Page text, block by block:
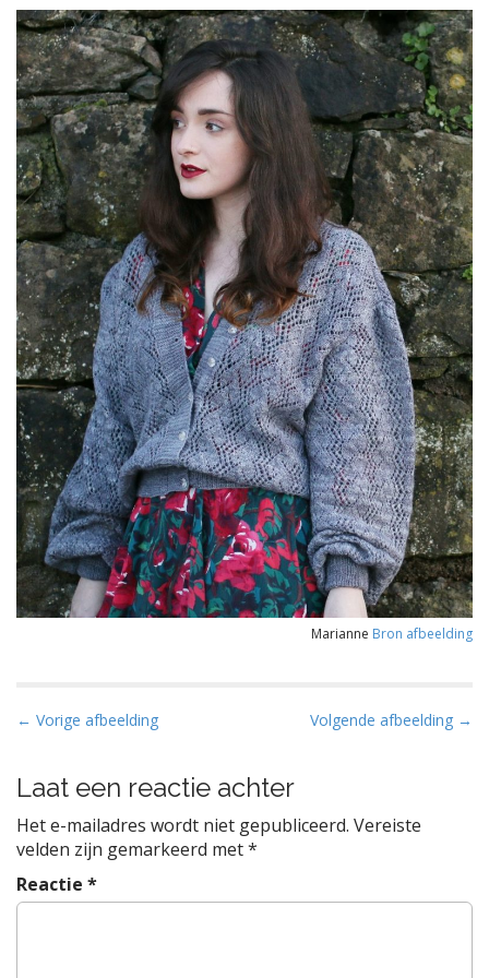
Marianne Bron afbeelding
B
r
i
c
h
t
← Vorige afbeelding Volgende afbeelding →
Laat een reactie achter
Het e-mailadres wordt niet gepubliceerd. Vereiste
velden zijn gemarkeerd met*
Reactie *